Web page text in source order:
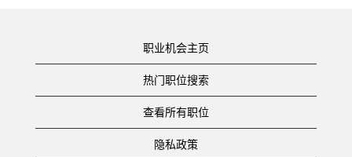
职业机会主页
热门职位搜索
查看所有职位
隐私政策